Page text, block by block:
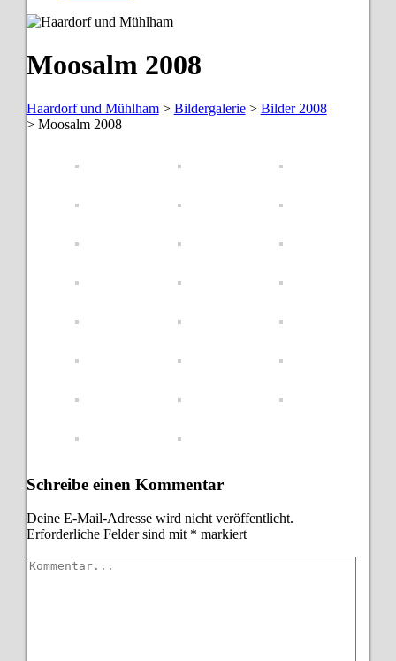
Moosalm 2008
Haardorf und Mühlham> Bildergalerie> Bilder 2008
> Moosalm 2008
Schreibe einen Kommentar
Deine E-Mail-Adresse wird nicht veröffentlicht.
Erforderliche Felder sind mit * markiert